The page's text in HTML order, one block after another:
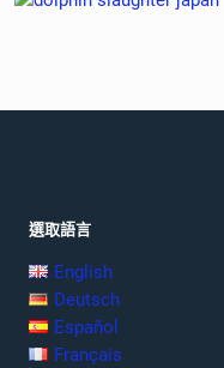
選取語言
English
Deutsch
Español
Français